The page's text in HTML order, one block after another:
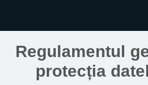
Regulamentul
protecția